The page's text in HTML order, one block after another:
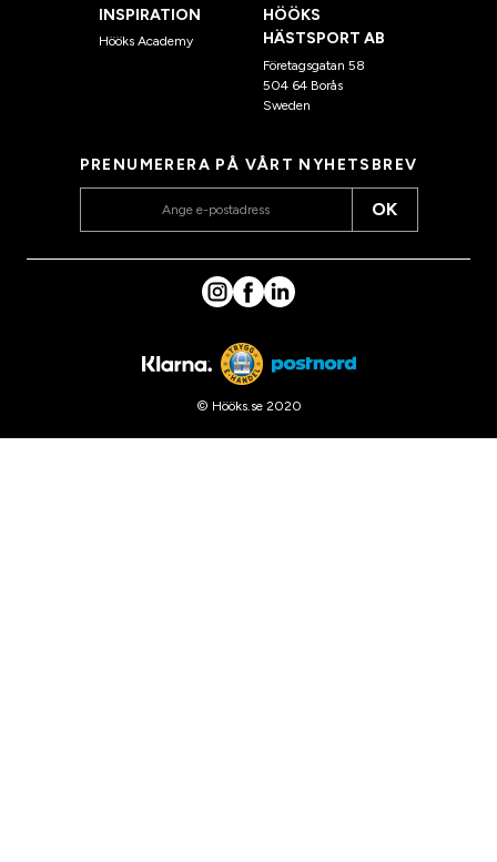
INSPIRATION
Hööks Academy
HÖÖKS
HÄSTSPORT AB
Företagsgatan 58
504 64 Borås
Sweden
PRENUMERERA PÅ VÅRT NYHETSBREV
OK
© Hööks.se 2020